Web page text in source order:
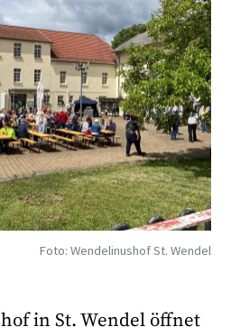
Foto: Wendelinushof St. Wendel
in St. Wendel öffnet